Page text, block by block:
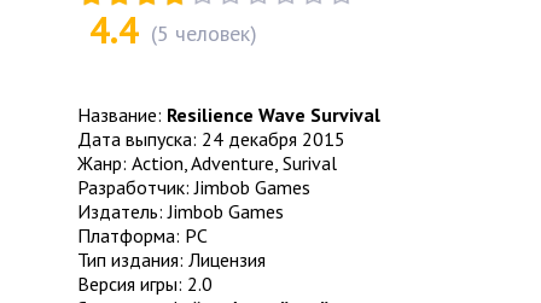
4.4 (5 человек)
Название: Resilience Wave Survival
Дата выпуска: 24 декабря 2015
Жанр: Action, Adventure, Surival
Разработчик: Jimbob Games
Издатель: Jimbob Games
Платформа: PC
Тип издания: Лицензия
Версия игры: 2.0